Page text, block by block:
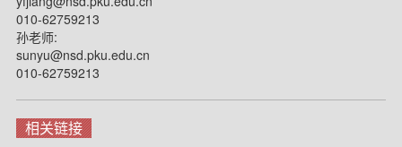
010-62759213
孙老师:
sunyu@nsd.pku.edu.cn
010-62759213
相关链接